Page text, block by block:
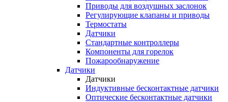
Приводы для воздушных заслонок
Регулирующие клапаны и приводы
Термостаты
Датчики
Стандартные контроллеры
Компоненты для горелок
Пожарообнаружение
Датчики
Датчики
Индуктивные бесконтактные датчики
Оптические бесконтактные датчики